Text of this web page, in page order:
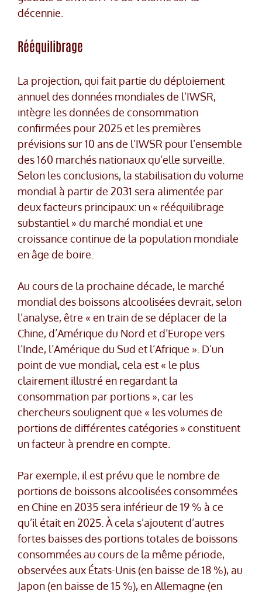
décennie.
Rééquilibrage
La projection, qui fait partie du déploiement
annuel des données mondiales de l’IWSR,
intègre les données de consommation
confirmées pour 2025 et les premières
prévisions sur 10 ans de l’IWSR pour l’ensemble
des 160 marchés nationaux qu’elle surveille.
Selon les conclusions, la stabilisation du volume
mondial à partir de 2031 sera alimentée par
deux facteurs principaux: un « rééquilibrage
substantiel » du marché mondial et une
croissance continue de la population mondiale
en âge de boire.
Au cours de la prochaine décade, le marché
mondial des boissons alcoolisées devrait, selon
l’analyse, être « en train de se déplacer de la
Chine, d’Amérique du Nord et d’Europe vers
l’Inde, l’Amérique du Sud et l’Afrique ». D’un
point de vue mondial, cela est « le plus
clairement illustré en regardant la
consommation par portions », car les
chercheurs soulignent que « les volumes de
portions de différentes catégories » constituent
un facteur à prendre en compte.
Par exemple, il est prévu que le nombre de
portions de boissons alcoolisées consommées
en Chine en 2035 sera inférieur de 19 % à ce
qu’il était en 2025. À cela s’ajoutent d’autres
fortes baisses des portions totales de boissons
consommées au cours de la même période,
observées aux États-Unis (en baisse de 18 %), au
Japon (en baisse de 15 %), en Allemagne (en